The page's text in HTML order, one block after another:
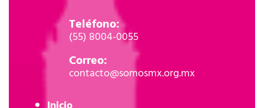
Teléfono:
(55) 8004-0055
Correo:
contacto@somosmx.org.mx